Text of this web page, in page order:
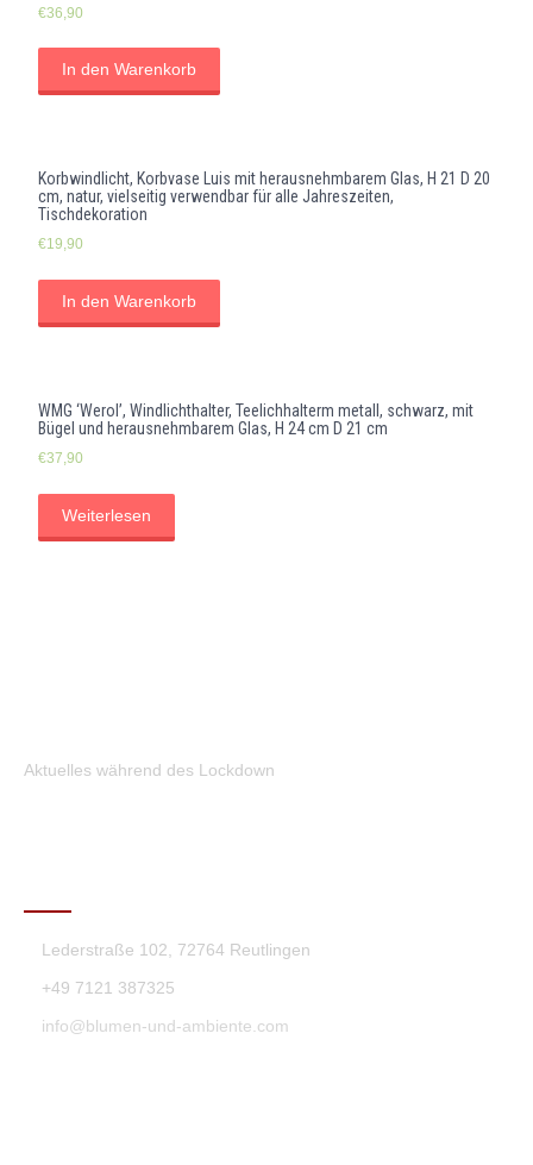
€36,90
In den Warenkorb
Korbwindlicht, Korbvase Luis mit herausnehmbarem Glas, H 21 D 20
cm, natur, vielseitig verwendbar für alle Jahreszeiten,
Tischdekoration
€19,90
In den Warenkorb
WMG ‘Werol’, Windlichthalter, Teelichhalterm metall, schwarz, mit
Bügel und herausnehmbarem Glas, H 24 cm D 21 cm
€37,90
Weiterlesen
Aktuelles während des Lockdown
Lederstraße 102, 72764 Reutlingen
+49 7121 387325
info@blumen-und-ambiente.com